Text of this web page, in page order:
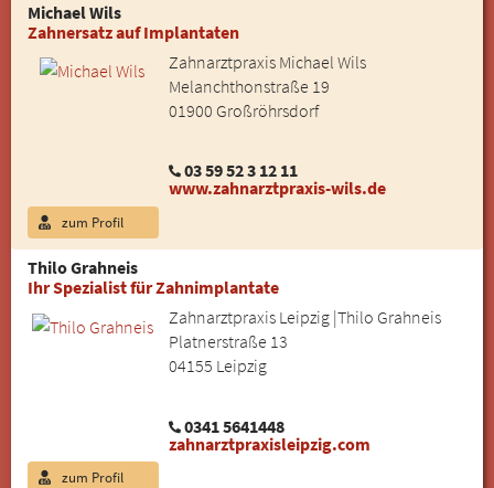
Michael Wils
Zahnersatz auf Implantaten
Zahnarztpraxis Michael Wils
Melanchthonstraße 19
01900 Großröhrsdorf
03 59 52 3 12 11
www.zahnarztpraxis-wils.de
zum Profil
Thilo Grahneis
Ihr Spezialist für Zahnimplantate
Zahnarztpraxis Leipzig |Thilo Grahneis
Platnerstraße 13
04155 Leipzig
0341 5641448
zahnarztpraxisleipzig.com
zum Profil